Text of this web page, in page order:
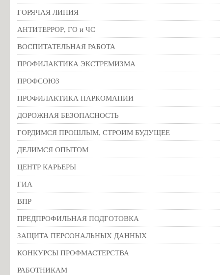
Памятки по безопасности
ГОРЯЧАЯ ЛИНИЯ
АНТИТЕРРОР, ГО и ЧС
ВОСПИТАТЕЛЬНАЯ РАБОТА
ПРОФИЛАКТИКА ЭКСТРЕМИЗМА
ПРОФСОЮЗ
ПРОФИЛАКТИКА НАРКОМАНИИ
ДОРОЖНАЯ БЕЗОПАСНОСТЬ
ГОРДИМСЯ ПРОШЛЫМ, СТРОИМ БУДУЩЕЕ
ДЕЛИМСЯ ОПЫТОМ
ЦЕНТР КАРЬЕРЫ
ГИА
ВПР
ПРЕДПРОФИЛЬНАЯ ПОДГОТОВКА
ЗАЩИТА ПЕРСОНАЛЬНЫХ ДАННЫХ
КОНКУРСЫ ПРОФМАСТЕРСТВА
РАБОТНИКАМ